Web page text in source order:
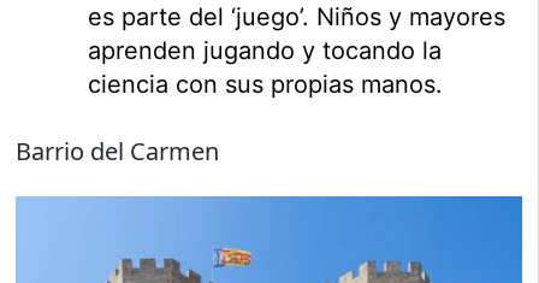
es parte del ‘juego’. Niños y mayores
aprenden jugando y tocando la
ciencia con sus propias manos.
Barrio del Carmen